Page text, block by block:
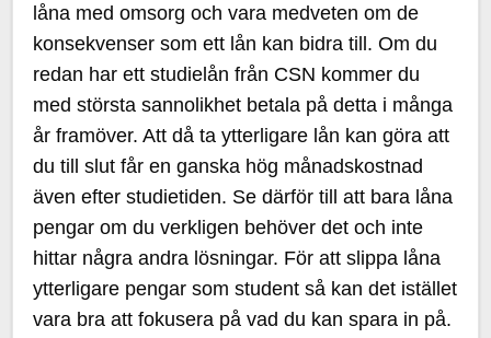
låna med omsorg och vara medveten om de
konsekvenser som ett lån kan bidra till. Om du
redan har ett studielån från CSN kommer du
med största sannolikhet betala på detta i många
år framöver. Att då ta ytterligare lån kan göra att
du till slut får en ganska hög månadskostnad
även efter studietiden. Se därför till att bara låna
pengar om du verkligen behöver det och inte
hittar några andra lösningar. För att slippa låna
ytterligare pengar som student så kan det istället
vara bra att fokusera på vad du kan spara in på.